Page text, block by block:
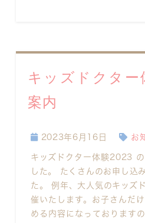
キッズドクター
案内
2023年6月16日 お
キッズドクター体験2023
した。 たくさんのお申し込
た。 例年、大人気のキッズ
催いたします。お子さんだ
める内容になっております